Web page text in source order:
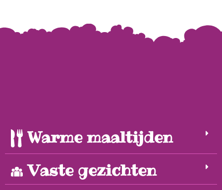
Warme maaltijden
Vaste gezichten